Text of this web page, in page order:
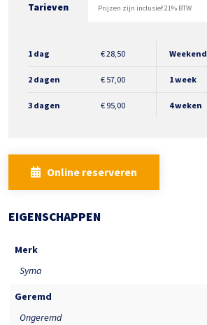
Tarieven Prijzen zijn inclusief 21% BTW
1 dag €28,50
2 dagen €57,00
3 dagen €95,00
Weekend
1 week
4 weken
Online reserveren
EIGENSCHAPPEN
Merk
Syma
Geremd
Ongeremd